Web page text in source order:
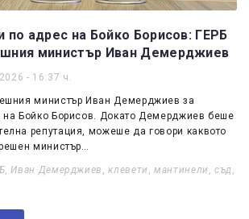
по адрес на Бойко Борисов: ГЕРБ
министър Иван Демерджиев
- 16:37 ч.
министър Иван Демерджиев за
на Бойко Борисов. Докато Демерджиев беше
репутация, можеше да говори каквото
министър…
,Иван Демерджиев ,клевети ,мантинели ,съд ,